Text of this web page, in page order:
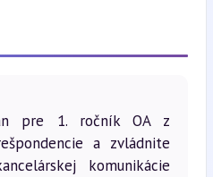
pre 1. ročník OA z
a zvládnite
komunikácie